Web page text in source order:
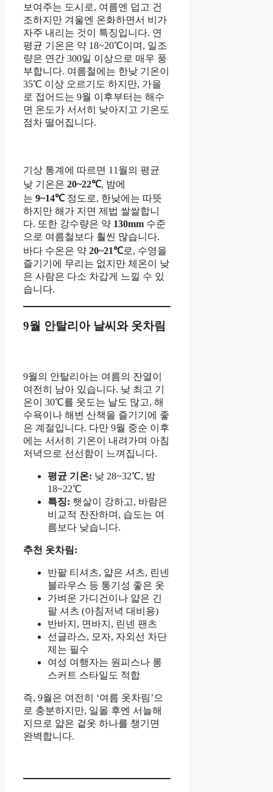
보여주는 도시로, 여름엔 덥고 건
조하지만 겨울엔 온화하면서 비가
자주 내리는 것이 특징입니다. 연
평균 기온은 약 18~20℃이며, 일조
량은 연간 300일 이상으로 매우 풍
부합니다. 여름철에는 한낮 기온이
35℃ 이상 오르기도 하지만, 가을
로 접어드는 9월 이후부터는 해수
면 온도가 서서히 낮아지고 기온도
점차 떨어집니다.
기상 통계에 따르면 11월의 평균
낮 기온은 20~22℃, 밤에
는 9~14℃정도로, 한낮에는 따뜻
하지만 해가 지면 제법 쌀쌀합니
다. 또한 강수량은 약 130mm 수준
으로 여름철보다 훨씬 많습니다.
바다 수온은 약 20~21℃로, 수영을
즐기기에 무리는 없지만 체온이 낮
은 사람은 다소 차갑게 느낄 수 있
습니다.
9월 안탈리아 날씨와 옷차림
9월의 안탈리아는 여름의 잔열이
여전히 남아 있습니다. 낮 최고 기
온이 30℃를 웃도는 날도 많고, 해
수욕이나 해변 산책을 즐기기에 좋
은 계절입니다. 다만 9월 중순 이후
에는 서서히 기온이 내려가며 아침
저녁으로 선선함이 느껴집니다.
평균 기온: 낮 28~32℃, 밤
18~22℃
특징: 햇살이 강하고, 바람은
비교적 잔잔하며, 습도는 여
름보다 낮습니다.
추천 옷차림:
반팔 티셔츠, 얇은 셔츠, 린넨
블라우스 등 통기성 좋은 옷
가벼운 가디건이나 얇은 긴
팔 셔츠 (아침저녁 대비용)
반바지, 면바지, 린넨 팬츠
선글라스, 모자, 자외선 차단
제는 필수
여성 여행자는 원피스나 롱
스커트 스타일도 적합
즉, 9월은 여전히 ‘여름 옷차림’으
로 충분하지만, 일몰 후엔 서늘해
지므로 얇은 겉옷 하나를 챙기면
완벽합니다.